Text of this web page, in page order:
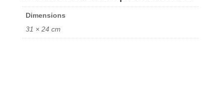
Dimensions
31 × 24 cm